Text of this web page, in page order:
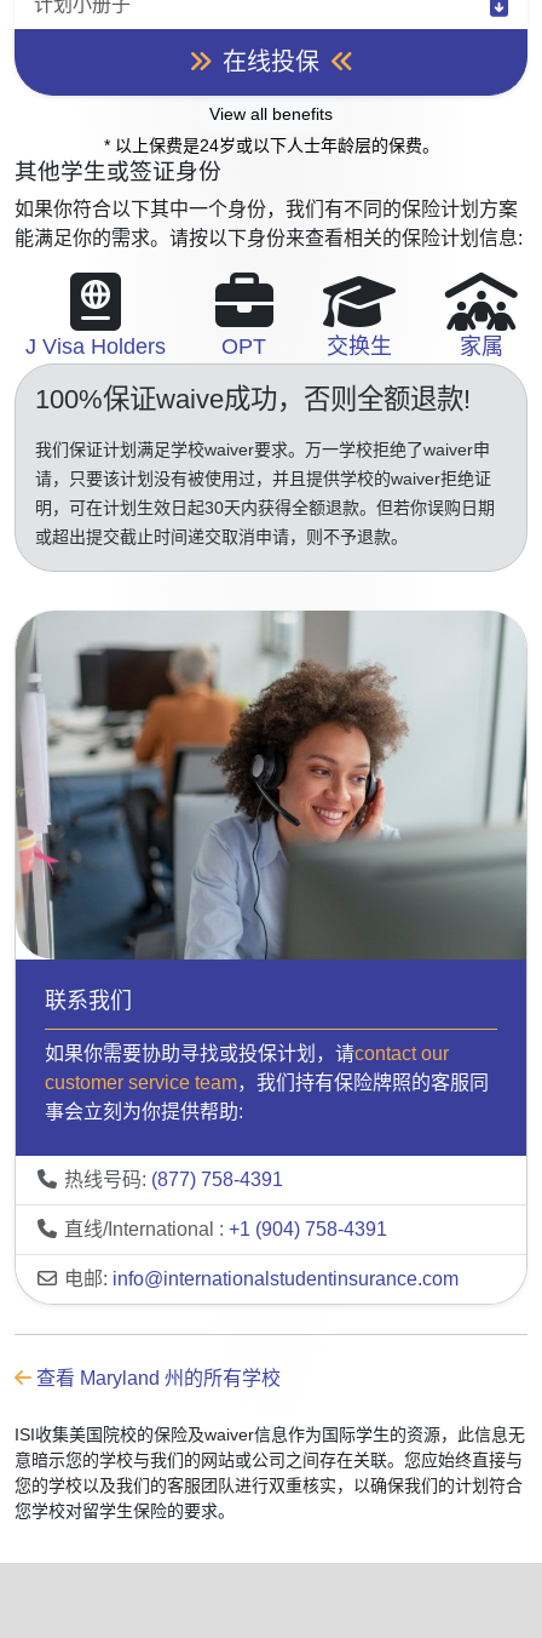
计划小册子
在线投保
View all benefits
* 以上保费是24岁或以下人士年龄层的保费。
其他学生或签证身份
如果你符合以下其中一个身份，我们有不同的保险计划方案
能满足你的需求。请按以下身份来查看相关的保险计划信息:
J Visa Holders OPT 交换生 家属
100%保证waive成功，否则全额退款!
我们保证计划满足学校waiver要求。万一学校拒绝了waiver申
请，只要该计划没有被使用过，并且提供学校的waiver拒绝证
明，可在计划生效日起30天内获得全额退款。但若你误购日期
或超出提交截止时间递交取消申请，则不予退款。
联系我们
如果你需要协助寻找或投保计划，请contact our
customer service team，我们持有保险牌照的客服同
事会立刻为你提供帮助:
热线号码: (877) 758-4391
直线/International : +1 (904) 758-4391
电邮: info@internationalstudentinsurance.com
查看 Maryland 州的所有学校
ISI收集美国院校的保险及waiver信息作为国际学生的资源，此信息无
意暗示您的学校与我们的网站或公司之间存在关联。您应始终直接与
您的学校以及我们的客服团队进行双重核实，以确保我们的计划符合
您学校对留学生保险的要求。